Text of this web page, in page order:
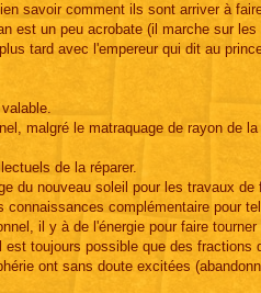
savoir comment ils sont arriver à
est un peu acrobate (il marche sur
tard avec l'empereur qui dit au
malgré le matraquage de rayon de
de la réparer.
du nouveau soleil pour les travaux de
connaissances complémentaire pour
il y à de l'énergie pour faire
toujours possible que des
ont sans doute excitées